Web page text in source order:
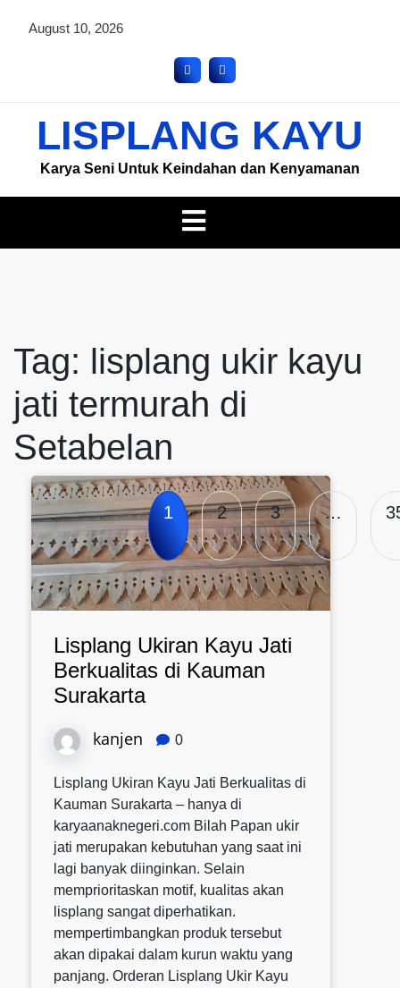
August 10, 2026
LISPLANG KAYU
Karya Seni Untuk Keindahan dan Kenyamanan
Tag: lisplang ukir kayu
jati termurah di
Setabelan
Lisplang Ukiran Kayu Jati
Berkualitas di Kauman
Surakarta
kanjen 0
Lisplang Ukiran Kayu Jati Berkualitas di
Kauman Surakarta – hanya di
karyaanaknegeri.com Bilah Papan ukir
jati merupakan kebutuhan yang saat ini
lagi banyak diinginkan. Selain
memprioritaskan motif, kualitas akan
lisplang sangat diperhatikan.
mempertimbangkan produk tersebut
akan dipakai dalam kurun waktu yang
panjang. Orderan Lisplang Ukir Kayu
1 2 3 …